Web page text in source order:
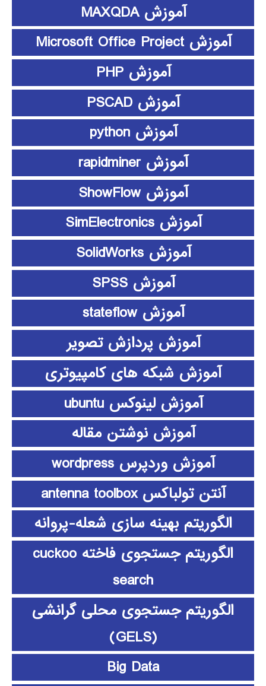
آموزش MAXQDA
آموزش Microsoft Office Project
آموزش PHP
آموزش PSCAD
آموزش python
آموزش rapidminer
آموزش ShowFlow
آموزش SimElectronics
آموزش SolidWorks
آموزش SPSS
آموزش stateflow
آموزش پردازش تصویر
آموزش شبکه های کامپیوتری
آموزش لینوکس ubuntu
آموزش نوشتن مقاله
آموزش وردپرس wordpress
آنتن تولباکس antenna toolbox
الگوریتم بهینه سازی شعله-پروانه
الگوریتم جستجوی فاخته cuckoo
search
الگوریتم جستجوی محلی گرانشی
(GELS)
Big Data